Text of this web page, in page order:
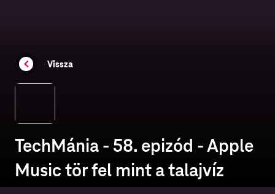
Vissza
TechMánia - 58. epizód - Apple
Music tör fel mint a talajvíz